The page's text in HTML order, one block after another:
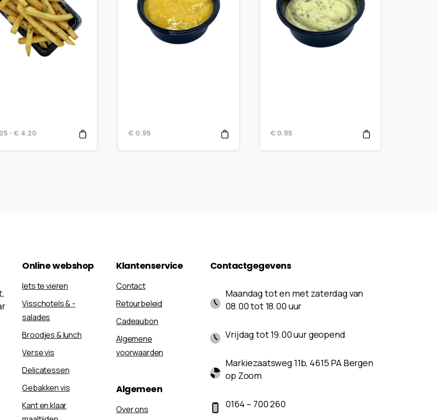
- € 4.20Prijsklasse:
€ 0.95 € 0.95
Onlinewebshop
Iets te vieren
Visschotels & -
salades
Broodjes & lunch
Verse vis
Delicatessen
Gebakken vis
Kant en klaar
Klantenservice
Contact
Retourbeleid
Cadeaubon
Algemene
voorwaarden
Algemeen
Over ons
Contactgegevens
Maandag tot en met zaterdag van
08.00 tot 18.00 uur
Vrijdag tot 19.00 uur geopend
Markiezaatsweg 11b, 4615 PA Bergen
op Zoom
0164 – 700 260